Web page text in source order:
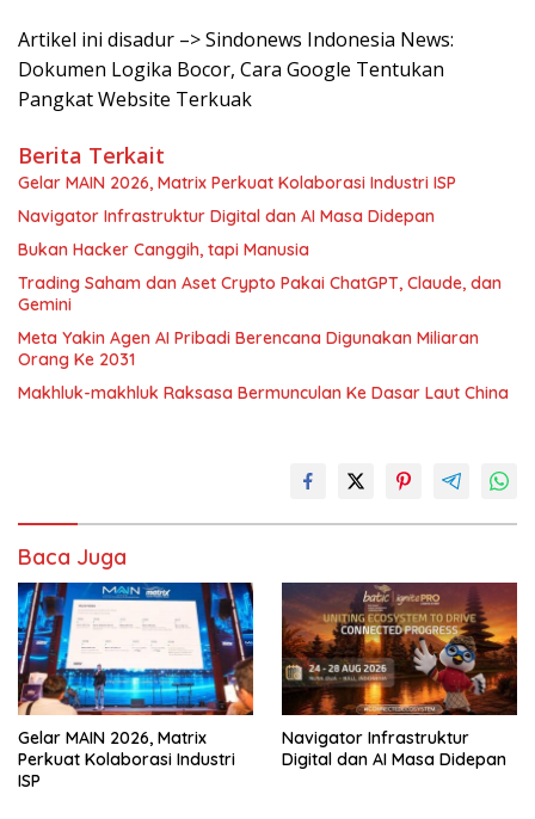
Artikel ini disadur –> Sindonews Indonesia News:
Dokumen Logika Bocor, Cara Google Tentukan
Pangkat Website Terkuak
Berita Terkait
Gelar MAIN 2026, Matrix Perkuat Kolaborasi Industri ISP
Navigator Infrastruktur Digital dan AI Masa Didepan
Bukan Hacker Canggih, tapi Manusia
Trading Saham dan Aset Crypto Pakai ChatGPT, Claude, dan
Gemini
Meta Yakin Agen AI Pribadi Berencana Digunakan Miliaran
Orang Ke 2031
Makhluk-makhluk Raksasa Bermunculan Ke Dasar Laut China
Baca Juga
Gelar MAIN 2026, Matrix
Perkuat Kolaborasi Industri
ISP
Navigator Infrastruktur
Digital dan AI Masa Didepan